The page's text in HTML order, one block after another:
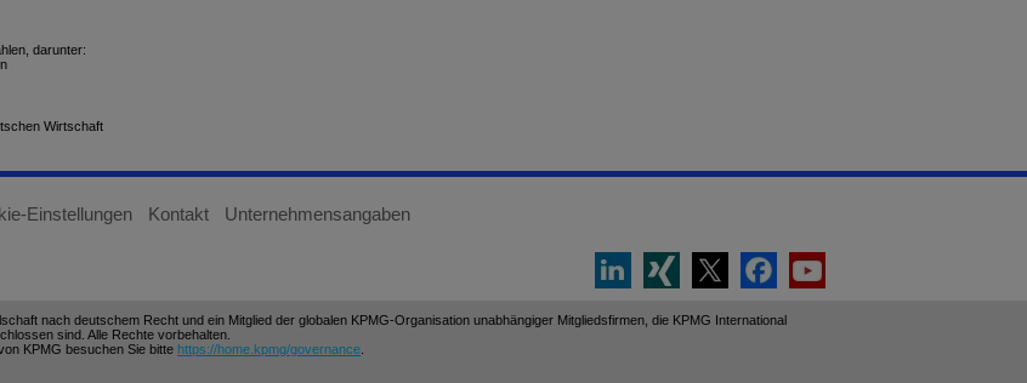
darunter:
Wirtschaft
Einstellungen Kontakt Unternehmensangaben
nach deutschem Recht und ein Mitglied der globalen KPMG-Organisation unabhängiger Mitgliedsfirmen, die KPMG International
sind. Alle Rechte vorbehalten.
KPMG besuchen Sie bitte https://home.kpmg/governance